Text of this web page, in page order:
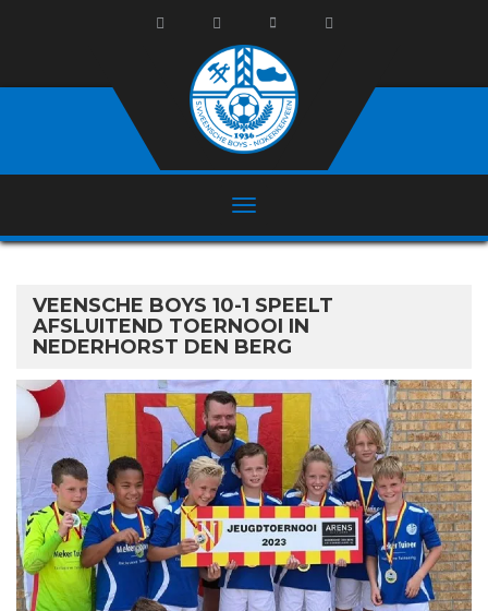
VEENSCHE BOYS 10-1 SPEELT
AFSLUITEND TOERNOOI IN
NEDERHORST DEN BERG